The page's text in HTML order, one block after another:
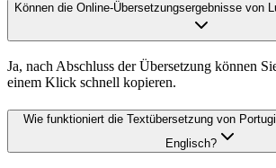
Können die Online-Übersetzungsergebnisse von
Ja, nach Abschluss der Übersetzung können
einem Klick schnell kopieren.
Wie funktioniert die Textübersetzung von
Englisch?